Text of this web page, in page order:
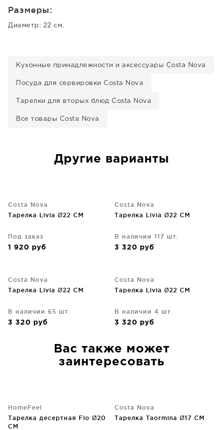
Размеры:
Диаметр: 22 см.
Кухонные принадлежности и аксессуары Costa Nova
Посуда для сервировки Costa Nova
Тарелки для вторых блюд Costa Nova
Все товары Costa Nova
Другие варианты
Costa Nova
Тарелка Livia Ø22 CM
Под заказ
1 920 руб
Costa Nova
Тарелка Livia Ø22 CM
В наличии 117 шт.
3 320 руб
Costa Nova
Тарелка Livia Ø22 CM
В наличии 65 шт.
3 320 руб
Costa Nova
Тарелка Livia Ø22 CM
В наличии 4 шт.
3 320 руб
Вас также может
заинтересовать
HomeFeel
Тарелка десертная Flo Ø20
CM
Costa Nova
Тарелка Taormina Ø17 CM